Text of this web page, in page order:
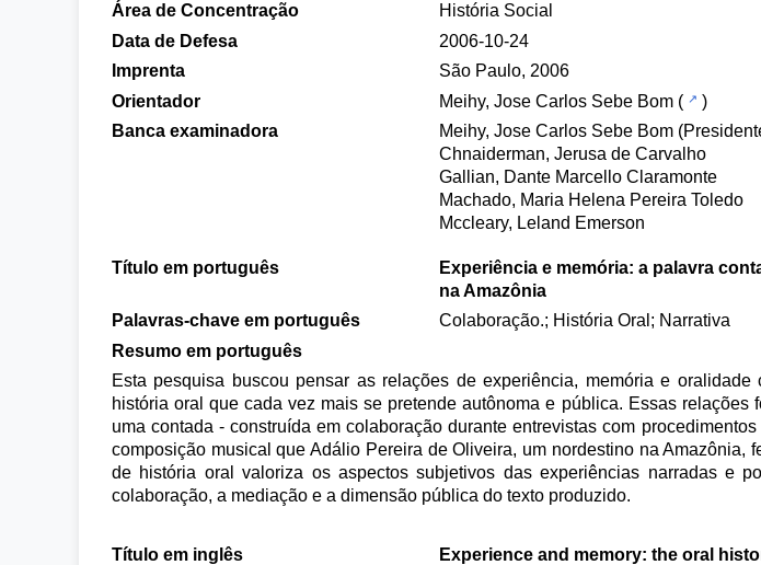
Área de Concentração
História Social
Data de Defesa
2006-10-24
Imprenta
São Paulo, 2006
Orientador
Meihy, Jose Carlos Sebe Bom (
)
Banca examinadora
Meihy, Jose Carlos Sebe Bom
Chnaiderman, Jerusa de Carvalho
Gallian, Dante Marcello Claramonte
Machado, Maria Helena Pereira Toledo
Mccleary, Leland Emerson
Título em português
Experiência e memória: a palavra
na Amazônia
Palavras-chave em português
Colaboração.; História Oral; Narrativa
Resumo em português
Esta pesquisa buscou pensar as relações de experiência, memória e
história oral que cada vez mais se pretende autônoma e pública. Essas relações
uma contada - construída em colaboração durante entrevistas com
composição musical que Adálio Pereira de Oliveira, um nordestino na Amazônia,
de história oral valoriza os aspectos subjetivos das experiências narradas e
colaboração, a mediação e a dimensão pública do texto produzido.
Título em inglês
Experience and memory: the oral